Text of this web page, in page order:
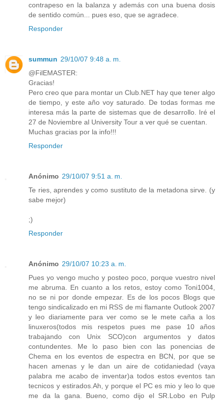
contrapeso en la balanza y además con una buena dosis
de sentido común... pues eso, que se agradece.
Responder
summun 29/10/07 9:48 a. m.
@FilEMASTER:
Gracias!
Pero creo que para montar un Club.NET hay que tener algo
de tiempo, y este año voy saturado. De todas formas me
interesa más la parte de sistemas que de desarrollo. Iré el
27 de Noviembre al University Tour a ver qué se cuentan.
Muchas gracias por la info!!!
Responder
Anónimo 29/10/07 9:51 a. m.
Te ries, aprendes y como sustituto de la metadona sirve. (y
sabe mejor)
;)
Responder
Anónimo 29/10/07 10:23 a. m.
Pues yo vengo mucho y posteo poco, porque vuestro nivel
me abruma. En cuanto a los retos, estoy como Toni1004,
no se ni por donde empezar. Es de los pocos Blogs que
tengo sindicalizado en mi RSS de mi flamante Outlook 2007
y leo diariamente para ver como se le mete caña a los
linuxeros(todos mis respetos pues me pase 10 años
trabajando con Unix SCO)con argumentos y datos
contundentes. Me lo paso bien con las ponencias de
Chema en los eventos de espectra en BCN, por que se
hacen amenas y le dan un aire de cotidaniedad (vaya
palabra me acabo de inventar)a todos estos eventos tan
tecnicos y estirados.Ah, y porque el PC es mio y leo lo que
me da la gana. Bueno, como dijo el SR.Lobo en Pulp